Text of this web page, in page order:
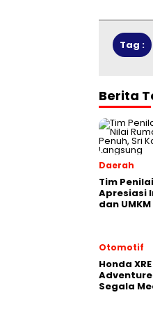
Tag :
Berita
Daerah
Tim
Apresiasi
dan
Otomotif
Honda
Segala